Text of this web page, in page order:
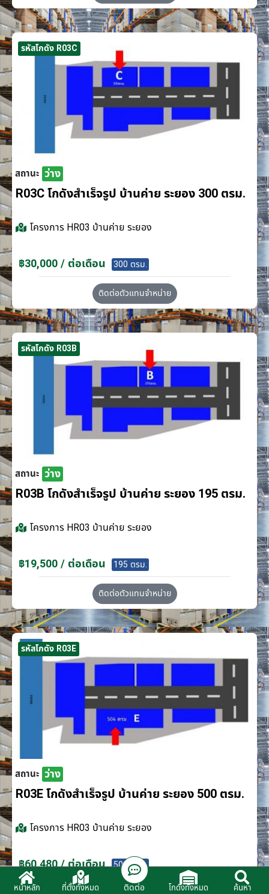
รหัสโกดัง R03C
สถานะ ว่าง
R03C โกดังสำเร็จรูป บ้านค่าย ระยอง 300 ตรม.
โครงการ HR03 บ้านค่าย ระยอง
฿30,000 / ต่อเดือน 300 ตรม.
ติดต่อตัวแทนจำหน่าย
รหัสโกดัง R03B
สถานะ ว่าง
R03B โกดังสำเร็จรูป บ้านค่าย ระยอง 195 ตรม.
โครงการ HR03 บ้านค่าย ระยอง
฿19,500 / ต่อเดือน 195 ตรม.
ติดต่อตัวแทนจำหน่าย
รหัสโกดัง R03E
สถานะ ว่าง
R03E โกดังสำเร็จรูป บ้านค่าย ระยอง 500 ตรม.
โครงการ HR03 บ้านค่าย ระยอง
฿60,480 / ต่อเดือน 500 ตรม.
หน้าหลัก ที่ตั้งทั้งหมด ติดต่อ โกดังทั้งหมด ค้นหา